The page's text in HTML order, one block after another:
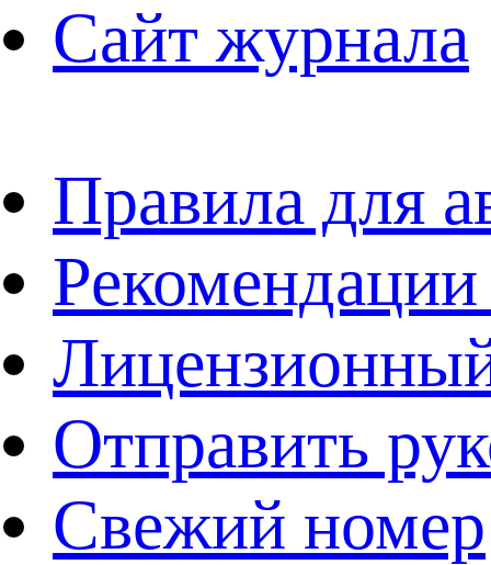
Сайт журнала
Правила для
Отправить
Свежий номер